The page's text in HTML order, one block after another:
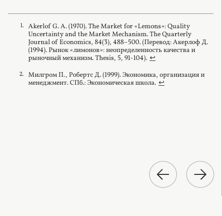
Akerlof G. A. (1970). The Market for «Lemons»: Quality
Uncertainty and the Market Mechanism. The Quarterly
Journal of Economics, 84(3), 488–500. (Перевод: Акерлоф Д.
(1994). Рынок «лимонов»: неопределенность качества и
рыночный механизм. Thesis, 5, 91-104). ↩︎
Милгром П., Робертс Д. (1999). Экономика, организация и
менеджмент. СПб.: Экономическая школа. ↩︎